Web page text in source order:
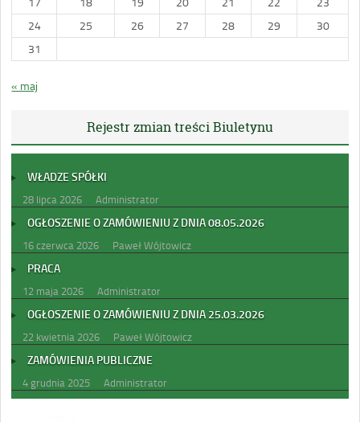
24
25 26 27 28 29
30
31
« maj
Rejestr zmian treści Biuletynu
WŁADZE SPÓŁKI
28 lipca 2026 Administrator
OGŁOSZENIE O ZAMÓWIENIU Z DNIA 08.05.2026
16 czerwca 2026 Paweł Wójtowicz
PRACA
12 maja 2026 Administrator
OGŁOSZENIE O ZAMÓWIENIU Z DNIA 25.03.2026
22 kwietnia 2026 Paweł Wójtowicz
ZAMÓWIENIA PUBLICZNE
4 grudnia 2025 Administrator